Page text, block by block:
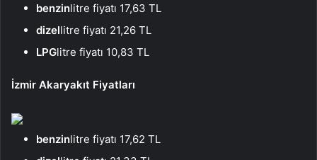
benzinlitre fiyatı 17,63 TL
dizellitre fiyatı 21,26 TL
LPGlitre fiyatı 10,83 TL
İzmir Akaryakıt Fiyatları
benzinlitre fiyatı 17,62 TL